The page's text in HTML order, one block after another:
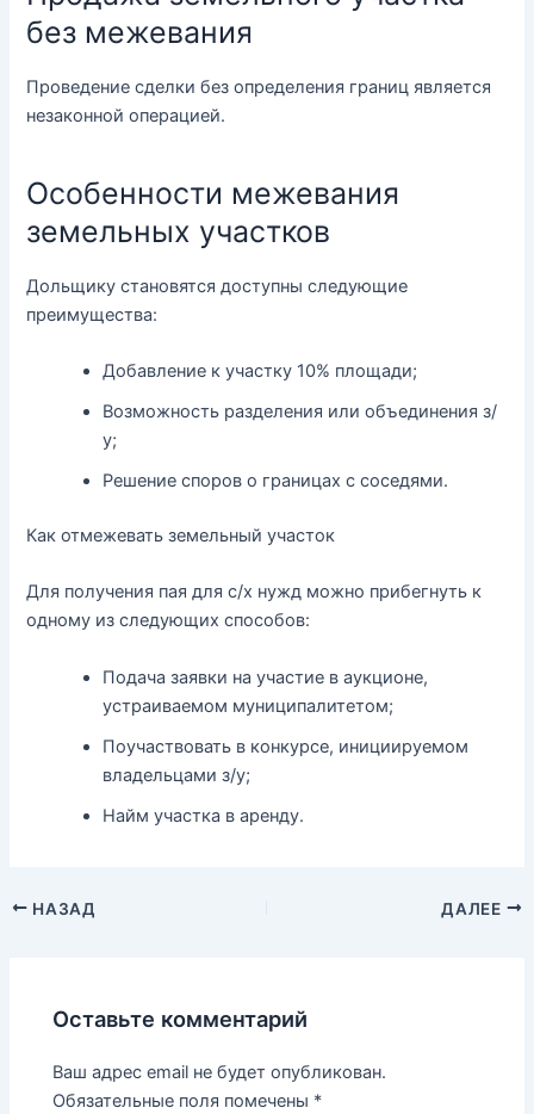
без межевания
Проведение сделки без определения границ является
незаконной операцией.
Особенности межевания
земельных участков
Дольщику становятся доступны следующие
преимущества:
Добавление к участку 10% площади;
Возможность разделения или объединения з/
у;
Решение споров о границах с соседями.
Как отмежевать земельный участок
Для получения пая для с/х нужд можно прибегнуть к
одному из следующих способов:
Подача заявки на участие в аукционе,
устраиваемом муниципалитетом;
Поучаствовать в конкурсе, инициируемом
владельцами з/у;
Найм участка в аренду.
НАЗАД ДАЛЕЕ
Оставьте комментарий
Ваш адрес email не будет опубликован.
Обязательные поля помечены *